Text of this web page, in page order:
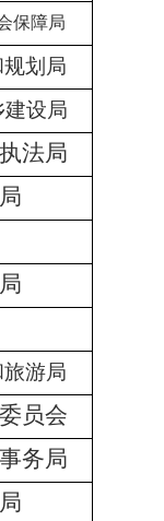
保障局
划局
设局
法局
游局
员会
务局